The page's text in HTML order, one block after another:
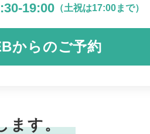
19:00（土祝は17:00まで）
からのご予約
ます。